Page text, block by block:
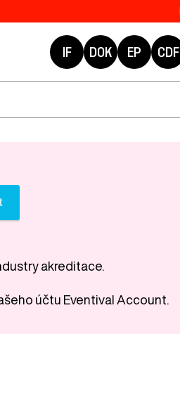
IF DOK EP CDF
akreditace.
účtu Eventival Account.